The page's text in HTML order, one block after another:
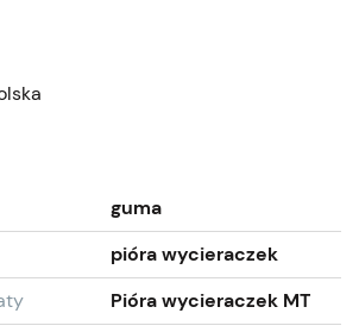
guma
pióra wycieraczek
Pióra wycieraczek MT